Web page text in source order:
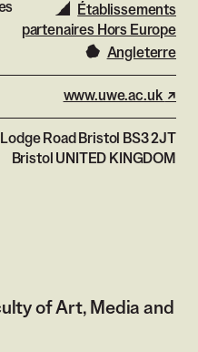
Établissements
partenaires Hors Europe
Angleterre
www.uwe.ac.uk -
Road Bristol BS3 2JT
Bristol UNITED KINGDOM
of Art, Media and